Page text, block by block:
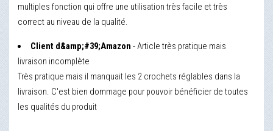
multiples fonction qui offre une utilisation très facile et très
correct au niveau de la qualité.
Client d&amp;#39;Amazon - Article très pratique mais
livraison incomplète
Très pratique mais il manquait les 2 crochets réglables dans la
livraison. C'est bien dommage pour pouvoir bénéficier de toutes
les qualités du produit